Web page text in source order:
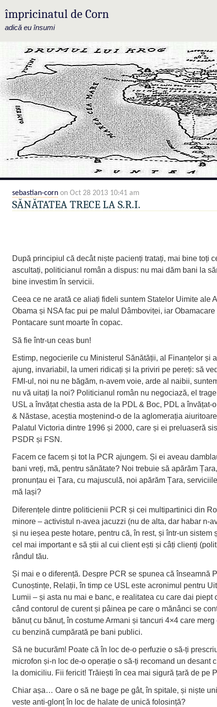
împricinatul de Corn
adică eu însumi
sebastian-corn on Oct 28 2013 10:41 am
SĂNĂTATEA TRECE LA S.R.I.
După principiul că decât niște pacienți tratați, mai bine toți
ascultați, politicianul român a dispus: nu mai dăm bani la
bine investim în servicii.
Ceea ce ne arată ce aliați fideli suntem Statelor Uimite ale
Obama și NSA fac pui pe malul Dâmboviței, iar Obamacare
Pontacare sunt moarte în copac.
Să fie într-un ceas bun!
Estimp, negocierile cu Ministerul Sănătății, al Finanțelor și
ajung, invariabil, la umeri ridicați și la priviri pe pereți: să
FMI-ul, noi nu ne băgăm, n-avem voie, arde al naibii,
nu vă uitați la noi? Politicianul român nu negociază, el
USL a învățat chestia asta de la PDL & Boc, PDL a învățat-
& Năstase, aceștia moștenind-o de la aglomerația
Palatul Victoria dintre 1996 și 2000, care și ei preluaseră
PSDR și FSN.
Facem ce facem și tot la PCR ajungem. Și ei aveau
bani vreți, mă, pentru sănătate? Noi trebuie să apărăm
pronunțau ei Țara, cu majusculă, noi apărăm Țara,
mă lași?
Diferențele dintre politicienii PCR și cei multipartinici din
minore – activistul n-avea jacuzzi (nu de alta, dar habar n-
și nu ieșea peste hotare, pentru că, în rest, și într-un sistem
cel mai important e să știi al cui client ești și câți clienți
rândul tău.
Și mai e o diferență. Despre PCR se spunea că înseamnă
Cunoștințe, Relații, în timp ce USL este acronimul pentru
Lumii – și asta nu mai e banc, e realitatea cu care dai piept
când contorul de curent și pâinea pe care o mănânci se
bănuț cu bănuț, în costume Armani și tancuri 4×4 care
cu benzină cumpărată pe bani publici.
Să ne bucurăm! Poate că în loc de-o perfuzie o să-ți
microfon și-n loc de-o operație o să-ți recomand un desant
la domiciliu. Fii fericit! Trăiești în cea mai sigură țară de pe
Chiar așa… Oare o să ne bage pe gât, în spitale, și niște
veste anti-glonț în loc de halate de unică folosință?